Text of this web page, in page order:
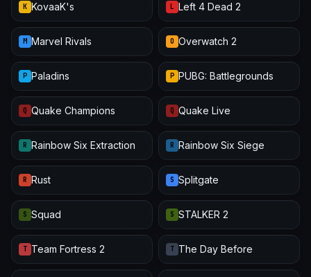
K KovaaK's L Left 4 Dead 2
M Marvel Rivals O Overwatch 2
P Paladins P PUBG: Battlegrounds
Q Quake Champions Q Quake Live
R Rainbow Six Extraction R Rainbow Six Siege
R Rust S Splitgate
S Squad S STALKER 2
T Team Fortress 2 T The Day Before